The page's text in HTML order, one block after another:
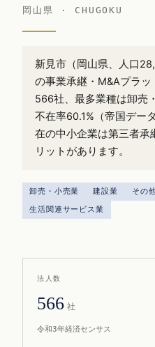
岡山県 · CHUGOKU
新見市（岡山県、人口
の事業承継・M&Aプラ
566社、最多業種は卸売
不在率60.1%（帝国デー
在の中小企業は第三者承
リットがあります。
卸売・小売業 建設業
その
生活関連サービス業
法人数
566 社
令和3年経済センサス